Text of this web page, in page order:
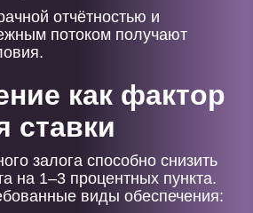
отчётностью и
потоком получают
как фактор
ставки
залога способно снизить
на 1–3 процентных пункта.
виды обеспечения: